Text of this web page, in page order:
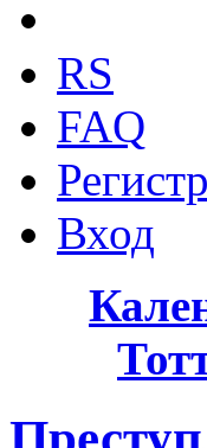
RS
FAQ
Вход